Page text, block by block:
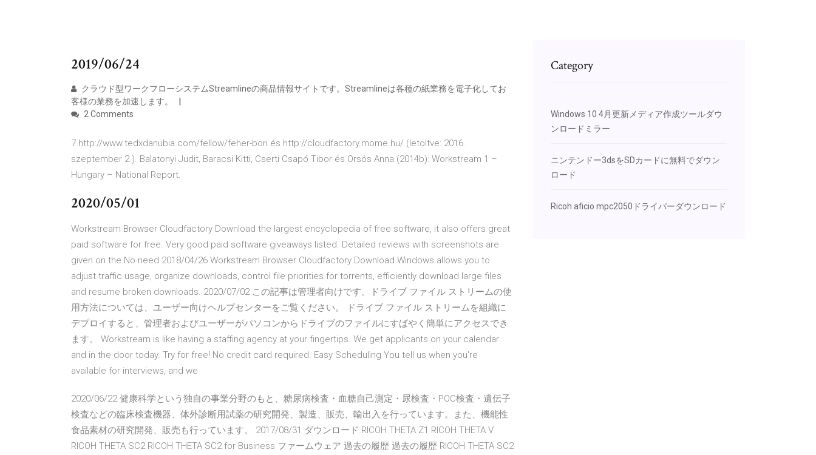
2019/06/24
クラウド型ワークフローシステムStreamlineの商品情報サイトです。Streamlineは各種の紙業務を電子化してお
客様の業務を加速します。
2 Comments
7 http://www.tedxdanubia.com/fellow/feher-bori és http://cloudfactory.mome.hu/ (letöltve: 2016.
szeptember 2.). Balatonyi Judit, Baracsi Kitti, Cserti Csapó Tibor és Orsós Anna (2014b): Workstream 1 –
Hungary – National Report.
2020/05/01
Workstream Browser Cloudfactory Download the largest encyclopedia of free software, it also offers great
paid software for free. Very good paid software giveaways listed. Detailed reviews with screenshots are
given on the No need 2018/04/26 Workstream Browser Cloudfactory Download Windows allows you to
adjust traffic usage, organize downloads, control file priorities for torrents, efficiently download large files
and resume broken downloads. 2020/07/02 この記事は管理者向けです。ドライブ ファイル ストリームの使
用方法については、ユーザー向けヘルプセンターをご覧ください。 ドライブ ファイル ストリームを組織に
デプロイすると、管理者およびユーザーがパソコンからドライブのファイルにすばやく簡単にアクセスでき
ます。 Workstream is like having a staffing agency at your fingertips. We get applicants on your calendar
and in the door today. Try for free! No credit card required. Easy Scheduling You tell us when you're
available for interviews, and we
2020/06/22 健康科学という独自の事業分野のもと、糖尿病検査・血糖自己測定・尿検査・POC検査・遺伝子
検査などの臨床検査機器、体外診断用試薬の研究開発、製造、販売、輸出入を行っています。また、機能性
食品素材の研究開発、販売も行っています。 2017/08/31 ダウンロード RICOH THETA Z1 RICOH THETA V
RICOH THETA SC2 RICOH THETA SC2 for Business ファームウェア 過去の履歴 過去の履歴 RICOH THETA SC2
Category
Windows 10 4月更新メディア作成ツールダウ
ンロードミラー
ニンテンドー3dsをSDカードに無料でダウン
ロード
Ricoh aficio mpc2050ドライバーダウンロード